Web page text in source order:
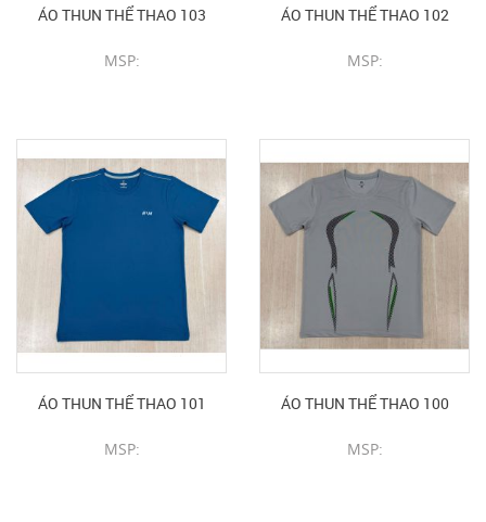
ÁO THUN THỂ THAO 103
MSP:
ÁO THUN THỂ THAO 102
MSP:
ÁO THUN THỂ THAO 101
MSP:
ÁO THUN THỂ THAO 100
MSP: